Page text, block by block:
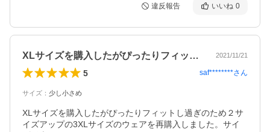
違反報告 いいね 0
XLサイズを購入したがぴったりフィット… 2021/11/21
5 saf********さん
サイズ ： 少し小さめ
XLサイズを購入したがぴったりフィットし過ぎのため２サ
イズアップの3XLサイズのウェアを再購入しました。サイ